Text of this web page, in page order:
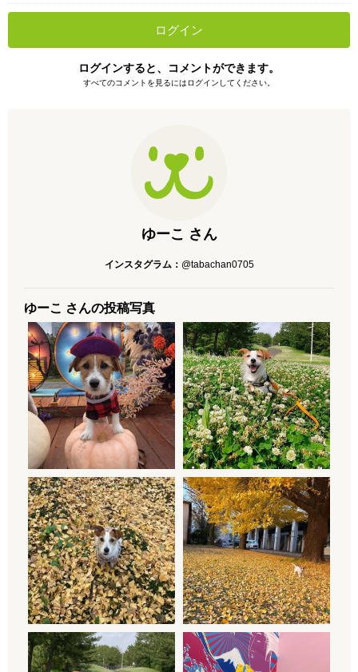
ログイン
ログインすると、コメントができます。
すべてのコメントを見るにはログインしてください。
ゆーこ さん
インスタグラム： @tabachan0705
ゆーこ さんの投稿写真